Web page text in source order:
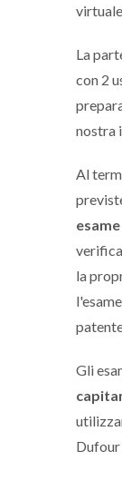
La
con 2
nostra
Al
esame
la
Gli
Dufour